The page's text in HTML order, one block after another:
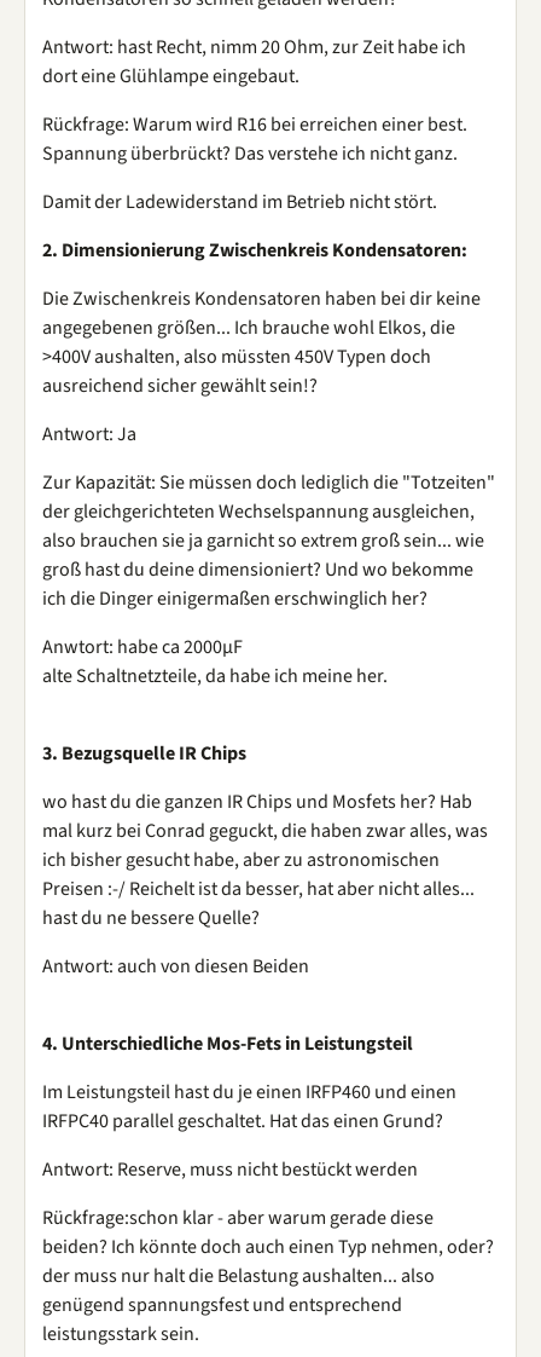
Antwort: hast Recht, nimm 20 Ohm, zur Zeit habe ich
dort eine Glühlampe eingebaut.
Rückfrage: Warum wird R16 bei erreichen einer best.
Spannung überbrückt? Das verstehe ich nicht ganz.
Damit der Ladewiderstand im Betrieb nicht stört.
2. Dimensionierung Zwischenkreis Kondensatoren:
Die Zwischenkreis Kondensatoren haben bei dir keine
angegebenen größen... Ich brauche wohl Elkos, die
>400V aushalten, also müssten 450V Typen doch
ausreichend sicher gewählt sein!?
Antwort: Ja
Zur Kapazität: Sie müssen doch lediglich die "Totzeiten"
der gleichgerichteten Wechselspannung ausgleichen,
also brauchen sie ja garnicht so extrem groß sein... wie
groß hast du deine dimensioniert? Und wo bekomme
ich die Dinger einigermaßen erschwinglich her?
Anwtort: habe ca 2000µF
alte Schaltnetzteile, da habe ich meine her.
3. Bezugsquelle IR Chips
wo hast du die ganzen IR Chips und Mosfets her? Hab
mal kurz bei Conrad geguckt, die haben zwar alles, was
ich bisher gesucht habe, aber zu astronomischen
Preisen :-/ Reichelt ist da besser, hat aber nicht alles...
hast du ne bessere Quelle?
Antwort: auch von diesen Beiden
4. Unterschiedliche Mos-Fets in Leistungsteil
Im Leistungsteil hast du je einen IRFP460 und einen
IRFPC40 parallel geschaltet. Hat das einen Grund?
Antwort: Reserve, muss nicht bestückt werden
Rückfrage:schon klar - aber warum gerade diese
beiden? Ich könnte doch auch einen Typ nehmen, oder?
der muss nur halt die Belastung aushalten... also
genügend spannungsfest und entsprechend
leistungsstark sein.